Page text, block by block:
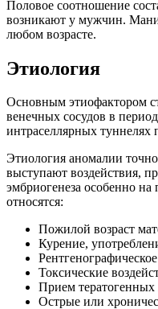
Половое соотношение
возникают у мужчин.
любом возрасте.
Этиология
Основным этиофактором
венечных сосудов в
интраселлярных туннелях
Этиология аномалии
выступают воздействия,
эмбриогенеза особенно
относятся:
Пожилой возраст
Курение,
Токсические
Прием тератогенных
Острые или